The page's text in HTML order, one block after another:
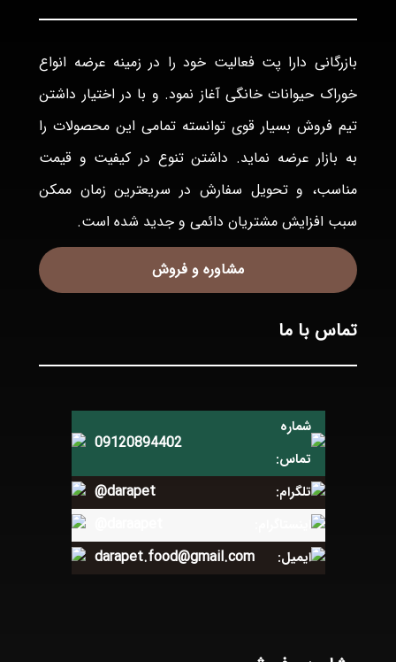
بازرگانی دارا پت فعاليت خود را در زمينه عرضه انواع
خوراک حيوانات خانگی آغاز نمود. و با در اختيار داشتن
تيم فروش بسيار قوی توانسته تمامی اين محصولات را
به بازار عرضه نمايد. داشتن تنوع در كيفيت و قيمت
مناسب، و تحويل سفارش در سريعترين زمان ممكن
سبب افزايش مشتريان دائمی و جديد شده است.
مشاوره و فروش
تماس با ما
شماره
تماس:
09120894402
تلگرام: @darapet
ایمیل: darapet.food@gmail.com